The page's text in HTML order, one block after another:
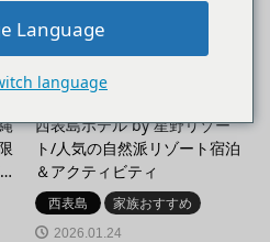
西表島ホテル by 星野リゾー
ト/人気の自然派リゾート宿泊
＆アクティビティ
西表島 家族おすすめ
2026.01.24
Language
language